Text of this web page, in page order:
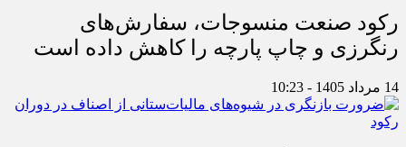
رکود صنعت منسوجات، سفارش‌های
رنگرزی و چاپ پارچه را کاهش داده است
14 مرداد 1405 - 10:23